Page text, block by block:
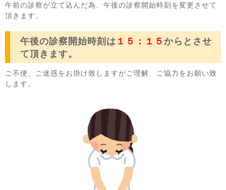
午前の診察が立て込んだ為、午後の診察開始時刻を変更させて
頂きます。
午後の診察開始時刻は １５：１５ からとさせ
て頂きます。
ご不便、ご迷惑をお掛け致しますがご理解、ご協力をお願い致
します。